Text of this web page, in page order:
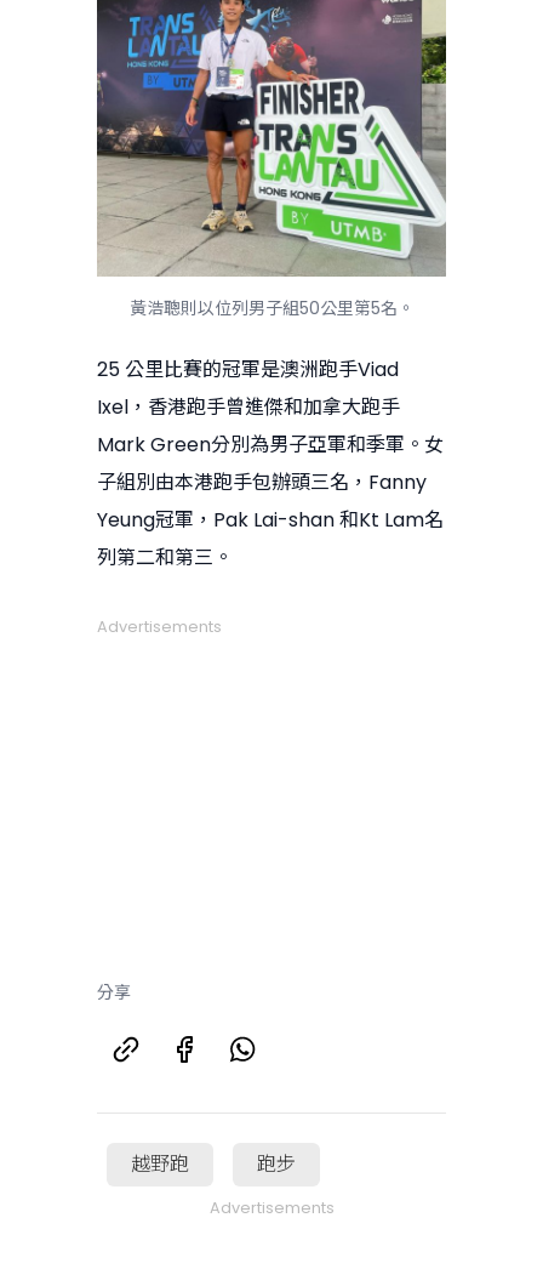
黃浩聰則以位列男子組50公里第5名。
25 公里比賽的冠軍是澳洲跑手Viad
Ixel，香港跑手曾進傑和加拿大跑手
Mark Green分別為男子亞軍和季軍。女
子組別由本港跑手包辦頭三名，Fanny
Yeung冠軍，Pak Lai-shan 和Kt Lam名
列第二和第三。
Advertisements
分享
越野跑 跑步
Advertisements